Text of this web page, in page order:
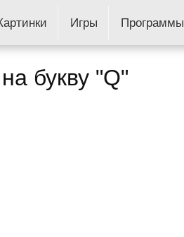
Игры Программы
букву "Q"